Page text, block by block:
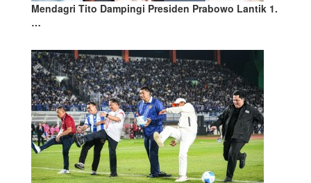
Mendagri Tito Dampingi Presiden Prabowo Lantik 1.
…